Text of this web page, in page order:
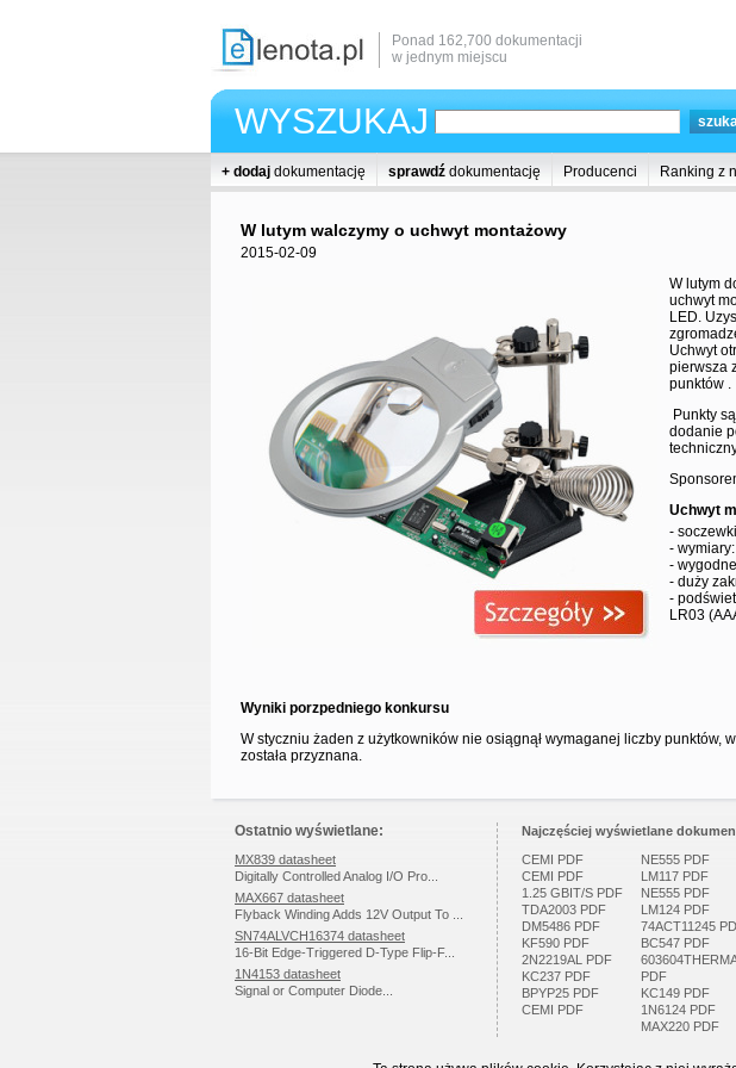
Ponad 162,700 dokumentacji
w jednym miejscu
WYSZUKAJ
+ dodaj dokumentację sprawdź dokumentację Producenci Ranking z
W lutym walczymy o uchwyt montażowy
2015-02-09
W lutym
uchwyt
LED.
Uchwyt
pierwsza
punktów .
Punkty
dodanie
Uchwyt
-
-
-
- duży
-
LR03
Wyniki porzpedniego konkursu
W styczniu żaden z użytkowników nie osiągnął wymaganej liczby punktów,
została przyznana.
Ostatnio wyświetlane:
MX839 datasheet
Digitally Controlled Analog I/O Pro...
MAX667 datasheet
Flyback Winding Adds 12V Output To ...
SN74ALVCH16374 datasheet
16-Bit Edge-Triggered D-Type Flip-F...
1N4153 datasheet
Signal or Computer Diode...
Najczęściej wyświetlane
CEMI PDF
CEMI PDF
1.25 GBIT/S PDF
TDA2003 PDF
DM5486 PDF
KF590 PDF
2N2219AL PDF
KC237 PDF
BPYP25 PDF
CEMI PDF
NE555 PDF
LM117 PDF
NE555 PDF
LM124 PDF
74ACT11245
BC547 PDF
PDF
KC149 PDF
1N6124 PDF
MAX220 PDF